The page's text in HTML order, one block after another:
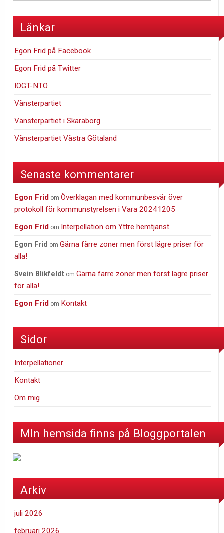
Länkar
Egon Frid på Facebook
Egon Frid på Twitter
IOGT-NTO
Vänsterpartiet
Vänsterpartiet i Skaraborg
Vänsterpartiet Västra Götaland
Senaste kommentarer
Egon Frid omÖverklagan med kommunbesvär över
protokoll för kommunstyrelsen i Vara 20241205
Egon Frid om Interpellation om Yttre hemtjänst
Egon Frid omGärna färre zoner men först lägre priser för
alla!
Svein Blikfeldt omGärna färre zoner men först lägre priser
för alla!
Egon Frid om Kontakt
Sidor
Interpellationer
Kontakt
Om mig
MIn hemsida finns på Bloggportalen
Arkiv
juli 2026
februari 2026